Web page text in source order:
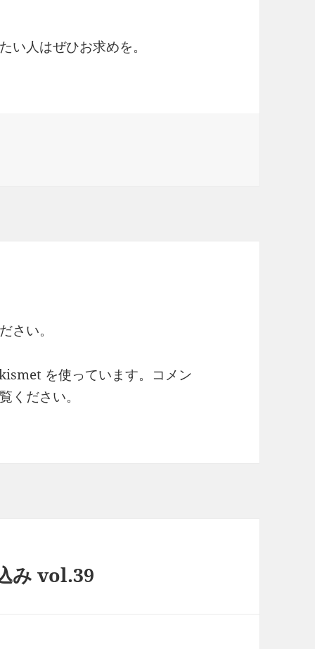
い人はぜひお求めを。
さい。
を使っています。
コメン
ください。
み vol.39